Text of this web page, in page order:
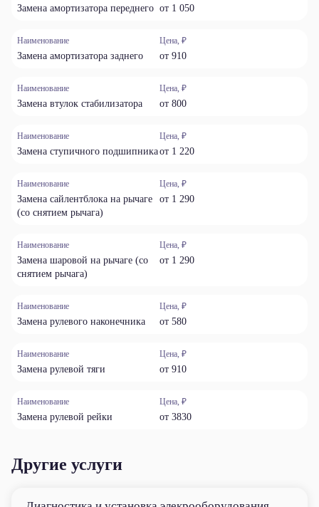
Замена амортизатора переднего от 1 050
Наименование
Замена амортизатора заднего
Цена, ₽
от 910
Наименование
Замена втулок стабилизатора
Цена, ₽
от 800
Наименование
Замена ступичного подшипника
Цена, ₽
от 1 220
Наименование
Замена сайлентблока на рычаге
(со снятием рычага)
Цена, ₽
от 1 290
Наименование
Замена шаровой на рычаге (со
снятием рычага)
Цена, ₽
от 1 290
Наименование
Замена рулевого наконечника
Цена, ₽
от 580
Наименование
Замена рулевой тяги
Цена, ₽
от 910
Наименование
Замена рулевой рейки
Цена, ₽
от 3830
Другие услуги